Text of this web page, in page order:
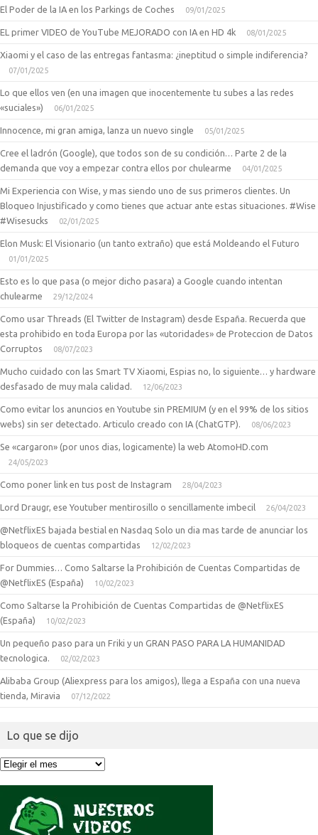
El Poder de la IA en los Parkings de Coches 09/01/2025
EL primer VIDEO de YouTube MEJORADO con IA en HD 4k 08/01/2025
Xiaomi y el caso de las entregas fantasma: ¿ineptitud o simple indiferencia?
07/01/2025
Lo que ellos ven (en una imagen que inocentemente tu subes a las redes
«suciales»)
06/01/2025
Innocence, mi gran amiga, lanza un nuevo single 05/01/2025
Cree el ladrón (Google), que todos son de su condición… Parte 2 de la
demanda que voy a empezar contra ellos por chulearme
04/01/2025
Mi Experiencia con Wise, y mas siendo uno de sus primeros clientes. Un
Bloqueo Injustificado y como tienes que actuar ante estas situaciones. #Wise
#Wisesucks
02/01/2025
Elon Musk: El Visionario (un tanto extraño) que está Moldeando el Futuro
01/01/2025
Esto es lo que pasa (o mejor dicho pasara) a Google cuando intentan
chulearme
29/12/2024
Como usar Threads (El Twitter de Instagram) desde España. Recuerda que
esta prohibido en toda Europa por las «utoridades» de Proteccion de Datos
Corruptos
08/07/2023
Mucho cuidado con las Smart TV Xiaomi, Espias no, lo siguiente… y hardware
desfasado de muy mala calidad.
12/06/2023
Como evitar los anuncios en Youtube sin PREMIUM (y en el 99% de los sitios
webs) sin ser detectado. Articulo creado con IA (ChatGTP).
08/06/2023
Se «cargaron» (por unos dias, logicamente) la web AtomoHD.com
24/05/2023
Como poner link en tus post de Instagram 28/04/2023
Lord Draugr, ese Youtuber mentirosillo o sencillamente imbecil 26/04/2023
@NetflixES bajada bestial en Nasdaq Solo un dia mas tarde de anunciar los
bloqueos de cuentas compartidas
12/02/2023
For Dummies… Como Saltarse la Prohibición de Cuentas Compartidas de
@NetflixES (España)
10/02/2023
Como Saltarse la Prohibición de Cuentas Compartidas de @NetflixES
(España)
10/02/2023
Un pequeño paso para un Friki y un GRAN PASO PARA LA HUMANIDAD
tecnologica.
02/02/2023
Alibaba Group (Aliexpress para los amigos), llega a España con una nueva
tienda, Miravia
07/12/2022
Lo que se dijo
Lo